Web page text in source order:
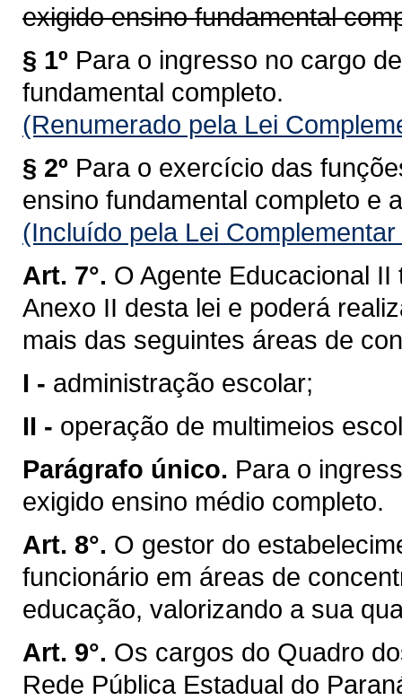
exigido ensino fundamental
§ 1º Para o ingresso no cargo
fundamental completo.
(Renumerado pela Lei
§ 2º Para o exercício das
ensino fundamental completo e
(Incluído pela Lei
Art. 7°. O Agente Educacional
Anexo II desta lei e poderá
mais das seguintes áreas de
I - administração escolar;
II - operação de multimeios
Parágrafo único. Para o
exigido ensino médio completo.
Art. 8°. O gestor do
funcionário em áreas de
educação, valorizando a sua
Art. 9°. Os cargos do Quadro
Rede Pública Estadual do